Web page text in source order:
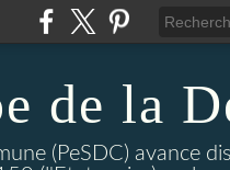
de la
(PeSDC) avance